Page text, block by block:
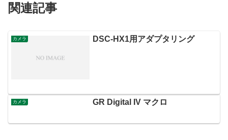
関連記事
カメラ DSC-HX1用アダプタリング
カメラ GR Digital IV マクロ